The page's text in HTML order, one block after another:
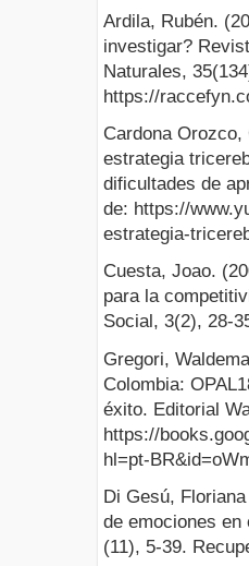
Ardila, Rubén.
investigar?
Naturales,
https://
Cardona
estrategia
dificultades de
de: https://
estrategia-
Cuesta, Joao.
para la
Social, 3(2), 28-
Gregori,
Colombia:
éxito. Editorial
https://
hl=pt-
Di Gesú,
de emociones
(11), 5-39.